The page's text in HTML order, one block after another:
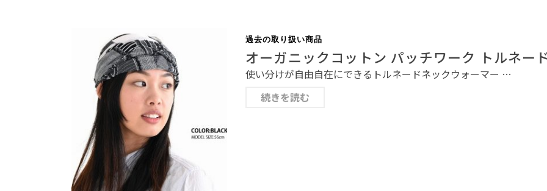
過去の取り扱い商品
オーガニックコットン パッチワーク トルネー
使い分けが自由自在にできるトルネードネックウォーマー …
続きを読む